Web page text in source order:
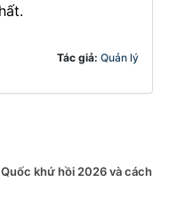
Tác giả:Quản lý
khứ hồi 2026 và cách